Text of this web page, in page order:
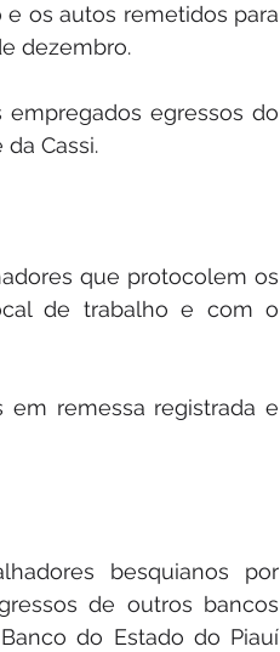
os autos remetidos para
dezembro.
egressos do
Cassi.
que protocolem os
de trabalho e com o
em remessa registrada e
besquianos por
de outros bancos
do Estado do Piauí